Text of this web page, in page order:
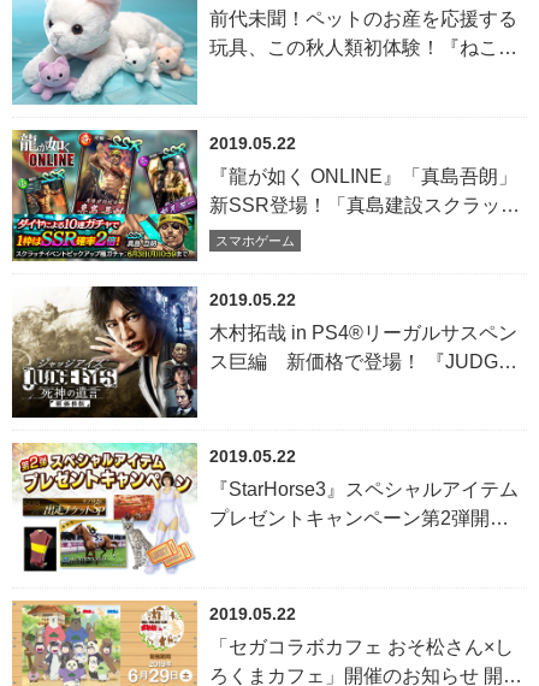
前代未聞！ペットのお産を応援する
玩具、この秋人類初体験！『ねこ、
2019.05.22
スマホゲーム
『龍が如く ONLINE』「真島吾朗」
新SSR登場！「真島建設スクラッチ
大会」開催！
2019.05.22
木村拓哉 in PS4®リーガルサスペン
ス巨編 新価格で登場！ 『JUDGE
2019.05.22
『StarHorse3』スペシャルアイテム
プレゼントキャンペーン第2弾開
2019.05.22
「セガコラボカフェ おそ松さん×し
ろくまカフェ」開催のお知らせ 開催